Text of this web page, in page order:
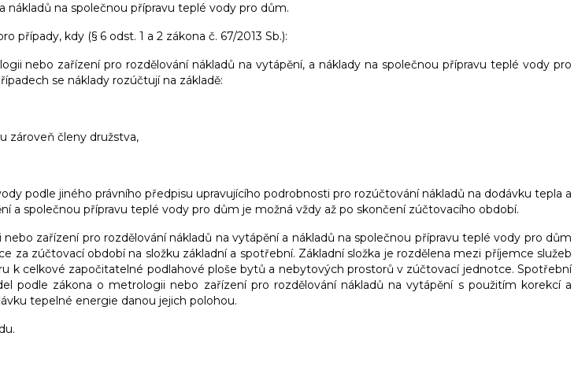
na společnou přípravu teplé vody pro dům.
kdy (§ 6 odst. 1 a 2 zákona č. 67/2013 Sb.):
zařízení pro rozdělování nákladů na vytápění, a náklady na společnou přípravu teplé vody pro
se náklady rozúčtují na základě:
zároveň členy družstva,
podle jiného právního předpisu upravujícího podrobnosti pro rozúčtování nákladů na dodávku tepla a
společnou přípravu teplé vody pro dům je možná vždy až po skončení zúčtovacího období.
zařízení pro rozdělování nákladů na vytápění a nákladů na společnou přípravu teplé vody pro dům
zúčtovací období na složku základní a spotřební. Základní složka je rozdělena mezi příjemce služeb
celkové započitatelné podlahové ploše bytů a nebytových prostorů v zúčtovací jednotce. Spotřební
podle zákona o metrologii nebo zařízení pro rozdělování nákladů na vytápění s použitím korekcí a
tepelné energie danou jejich polohou.